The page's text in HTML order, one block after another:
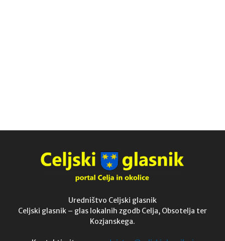
Uredništvo Celjski glasnik
Celjski glasnik – glas lokalnih zgodb Celja, Obsotelja ter
Kozjanskega.